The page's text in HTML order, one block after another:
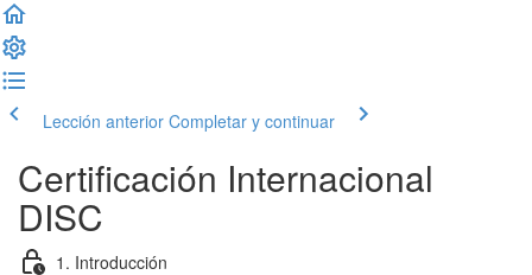
Lección anterior Completar y continuar
Certificación Internacional
DISC
1. Introducción